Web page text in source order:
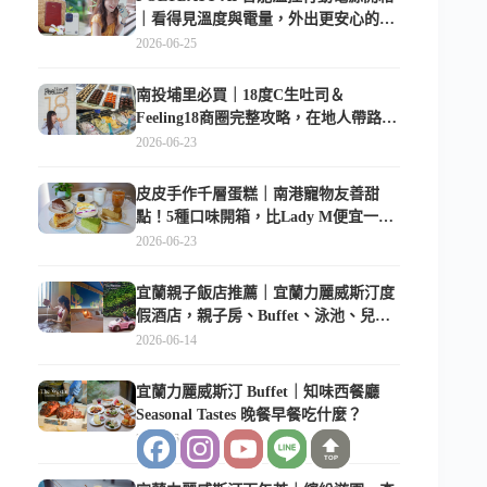
｜看得見溫度與電量，外出更安心的
10000mAh 行動電源
2026-06-25
南投埔里必買｜18度C生吐司＆
Feeling18商圈完整攻略，在地人帶路這
樣逛
2026-06-23
皮皮手作千層蛋糕｜南港寵物友善甜
點！5種口味開箱，比Lady M便宜一半
的台北隱藏版
2026-06-23
宜蘭親子飯店推薦｜宜蘭力麗威斯汀度
假酒店，親子房、Buffet、泳池、兒童
俱樂部超適合放電
2026-06-14
宜蘭力麗威斯汀 Buffet｜知味西餐廳
Seasonal Tastes 晚餐早餐吃什麼？
2026-06-12
TOP